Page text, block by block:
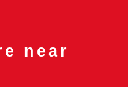
near